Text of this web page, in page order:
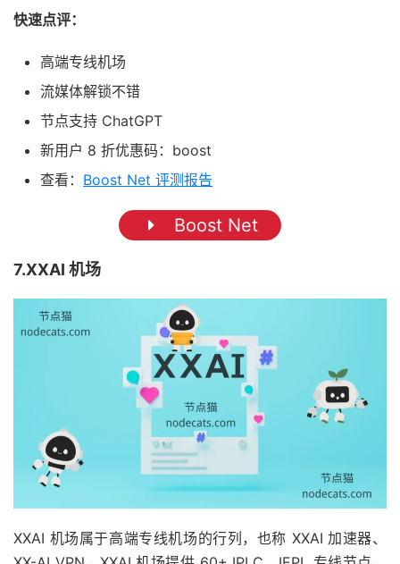
快速点评：
高端专线机场
流媒体解锁不错
节点支持 ChatGPT
新用户 8 折优惠码：boost
查看： Boost Net 评测报告
Boost Net
7.XXAI 机场
XXAI 机场属于高端专线机场的行列，也称 XXAI 加速器、